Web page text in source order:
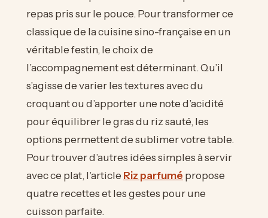
repas pris sur le pouce. Pour transformer ce
classique de la cuisine sino-française en un
véritable festin, le choix de
l’accompagnement est déterminant. Qu’il
s’agisse de varier les textures avec du
croquant ou d’apporter une note d’acidité
pour équilibrer le gras du riz sauté, les
options permettent de sublimer votre table.
Pour trouver d’autres idées simples à servir
avec ce plat, l’article Riz parfumé propose
quatre recettes et les gestes pour une
cuisson parfaite.